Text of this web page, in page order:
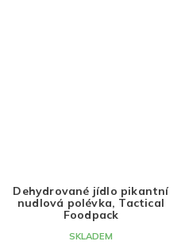
Dehydrované jídlo pikantní
nudlová polévka, Tactical
Foodpack
SKLADEM